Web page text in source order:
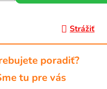
Strážiť
poradiť?
tu pre vás